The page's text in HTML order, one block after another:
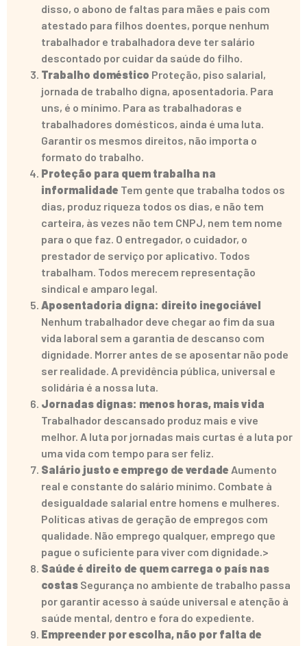
disso, o abono de faltas para mães e pais com
atestado para filhos doentes, porque nenhum
trabalhador e trabalhadora deve ter salário
descontado por cuidar da saúde do filho.
Trabalho doméstico Proteção, piso salarial,
jornada de trabalho digna, aposentadoria. Para
uns, é o mínimo. Para as trabalhadoras e
trabalhadores domésticos, ainda é uma luta.
Garantir os mesmos direitos, não importa o
formato do trabalho.
Proteção para quem trabalha na
informalidade Tem gente que trabalha todos os
dias, produz riqueza todos os dias, e não tem
carteira, às vezes não tem CNPJ, nem tem nome
para o que faz. O entregador, o cuidador, o
prestador de serviço por aplicativo. Todos
trabalham. Todos merecem representação
sindical e amparo legal.
Aposentadoria digna: direito inegociável
Nenhum trabalhador deve chegar ao fim da sua
vida laboral sem a garantia de descanso com
dignidade. Morrer antes de se aposentar não pode
ser realidade. A previdência pública, universal e
solidária é a nossa luta.
Jornadas dignas: menos horas, mais vida
Trabalhador descansado produz mais e vive
melhor. A luta por jornadas mais curtas é a luta por
uma vida com tempo para ser feliz.
Salário justo e emprego de verdade Aumento
real e constante do salário mínimo. Combate à
desigualdade salarial entre homens e mulheres.
Políticas ativas de geração de empregos com
qualidade. Não emprego qualquer, emprego que
pague o suficiente para viver com dignidade.>
Saúde é direito de quem carrega o país nas
costas Segurança no ambiente de trabalho passa
por garantir acesso à saúde universal e atenção à
saúde mental, dentro e fora do expediente.
Empreender por escolha, não por falta de